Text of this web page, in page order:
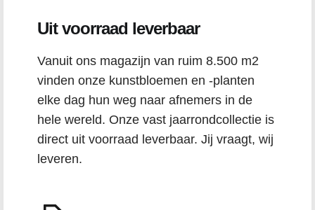
Uit voorraad leverbaar
Vanuit ons magazijn van ruim 8.500 m2
vinden onze kunstbloemen en -planten
elke dag hun weg naar afnemers in de
hele wereld. Onze vast jaarrondcollectie is
direct uit voorraad leverbaar. Jij vraagt, wij
leveren.